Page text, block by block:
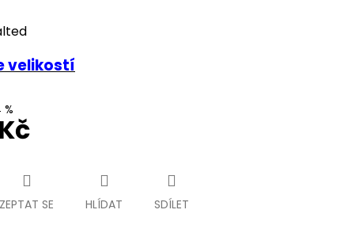
%
velikostí
ZEPTAT SE HLÍDAT SDÍLET